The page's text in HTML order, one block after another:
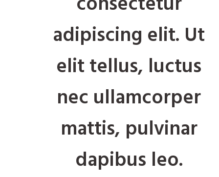
adipiscing elit. Ut
elit tellus, luctus
nec ullamcorper
mattis, pulvinar
dapibus leo.